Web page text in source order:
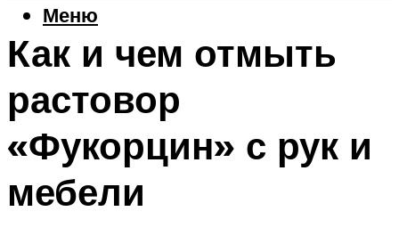
Меню
Как и чем отмыть
растовор
«Фукорцин» с рук и
мебели